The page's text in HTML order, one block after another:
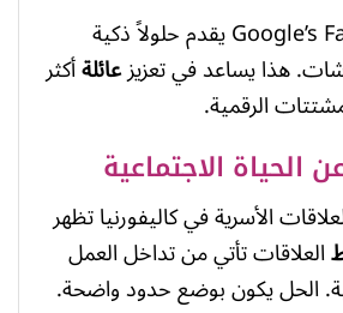
برنامج Google’s Family Link يقدم حلولاً ذكية
هذا يساعد في تعزيزعائلةأكثر
الرقمية.
الاجتماعية
الأسرية في كاليفورنيا تظهر
العلاقات تأتي من تداخل العمل
الحل يكون بوضع حدود واضحة.